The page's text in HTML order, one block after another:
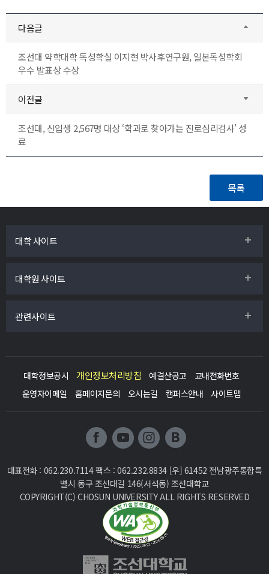
다음글
조선대 약학대학 독성학실 이지현 박사후연구원, 일본독성학회
우수 발표상 수상
이전글
조선대, 신입생 2,567명 대상 ‘학과로 찾아가는 진로심리검사’ 성
료
대학 사이트
대학원 사이트
관련사이트
대학정보공시 개인정보처리방침 예결산공고
교내전화번호
운영자이메일
홈페이지문의 오시는길 캠퍼스안내 사이트맵
대표전화 : 062.230.7114 팩스 : 062.232.8834 [우] 61452 전남광주통합특
별시 동구 조선대길 146(서석동) 조선대학교
COPYRIGHT(C) CHOSUN UNIVERSITY ALL RIGHTS RESERVED